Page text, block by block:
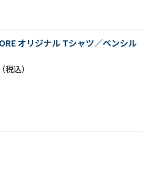
オリジナル Tシャツ／ペンシル